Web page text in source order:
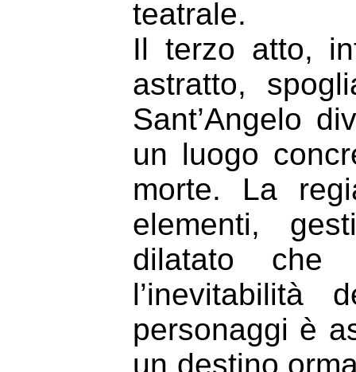
teatrale.
Il terzo atto,
astratto,
Sant’Angelo
un luogo
morte. La
elementi,
dilatato che
l’inevitabilità
personaggi è
un destino